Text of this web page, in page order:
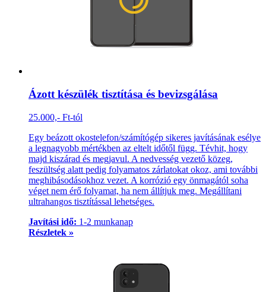
Ázott készülék tisztítása és bevizsgálása
25.000,- Ft-tól
Egy beázott okostelefon/számítógép sikeres javításának esélye
a legnagyobb mértékben az eltelt időtől függ. Tévhit, hogy
majd kiszárad és megjavul. A nedvesség vezető közeg,
feszültség alatt pedig folyamatos zárlatokat okoz, ami további
meghibásodásokhoz vezet. A korrózió egy önmagától soha
véget nem érő folyamat, ha nem állítjuk meg. Megállítani
ultrahangos tisztítással lehetséges.
Javítási idő: 1-2 munkanap
Részletek »